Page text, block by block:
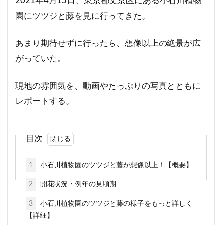
園にツツジと藤を見に行ってきた。
あまり期待せずに行ったら、想像以上の絶景が広
がっていた。
現地の雰囲気を、動画やたっぷりの写真とともに
レポートする。
目次
1 小石川植物園のツツジと藤が想像以上！【概要】
2 開花状況・例年の見頃期
3
小石川植物園のツツジと藤の様子をもっと詳しく
【詳細】